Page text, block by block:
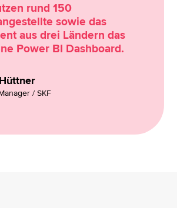
rund 150
sowie das
aus drei Ländern das
Power BI Dashboard.
/ SKF